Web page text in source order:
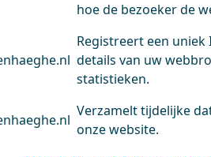
hoe de bezoeker de
Registreert een uniek
details van uw
statistieken.
Verzamelt tijdelijke
onze website.